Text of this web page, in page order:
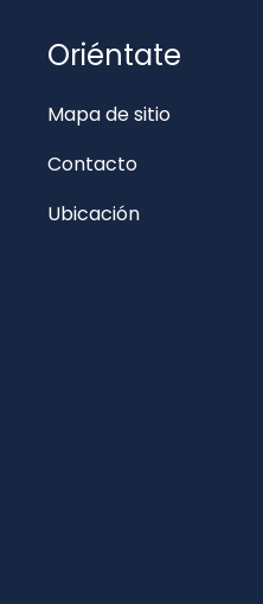
Oriéntate
Mapa de sitio
Contacto
Ubicación